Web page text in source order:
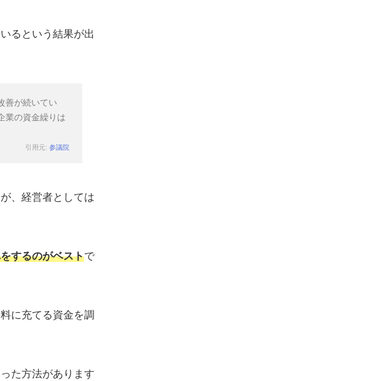
るという結果が出
善が続いてい
業の資金繰りは
引用元:参議院
、経営者としては
するのがベストで
に充てる資金を調
た方法があります